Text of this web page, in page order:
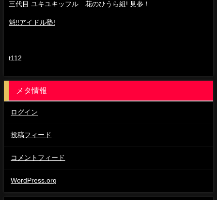
三代目 ユキユキッフル 花のひうら組! 見参！
魁!!アイドル塾!
t112
メタ情報
ログイン
投稿フィード
コメントフィード
WordPress.org